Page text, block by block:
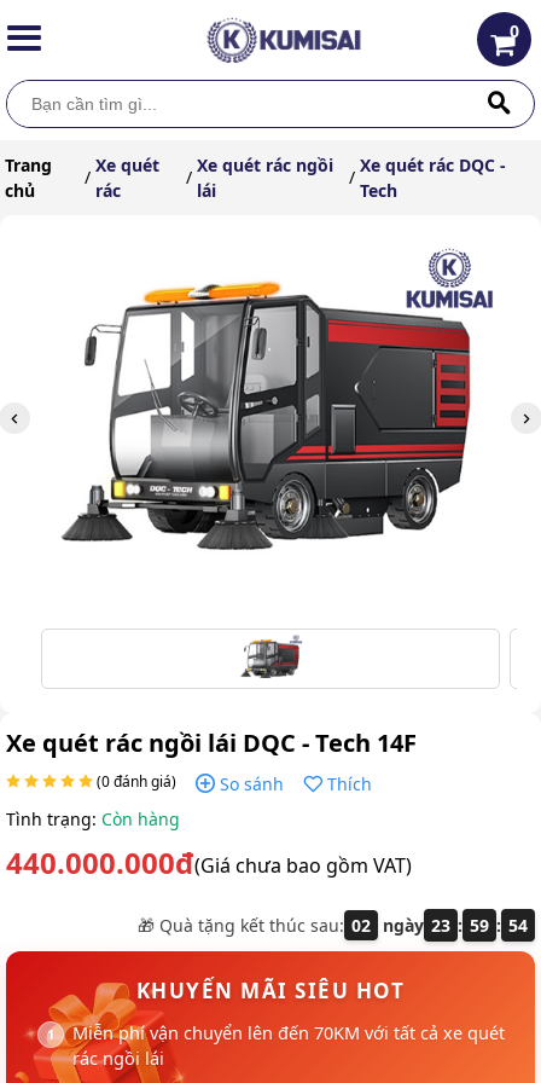
0
Trang
chủ
/
Xe quét
rác
/
Xe quét rác ngồi
lái
/
Xe quét rác DQC -
Tech
Xe quét rác ngồi lái DQC - Tech 14F
(0 đánh giá) So sánh
Thích
Tình trạng: Còn hàng
440.000.000đ(Giá chưa bao gồm VAT)
🎁 Quà tặng kết thúc sau: 02 ngày 23 : 59 : 54
KHUYẾN MÃI SIÊU HOT
Miễn phí vận chuyển lên đến 70KM với tất cả xe quét
rác ngồi lái